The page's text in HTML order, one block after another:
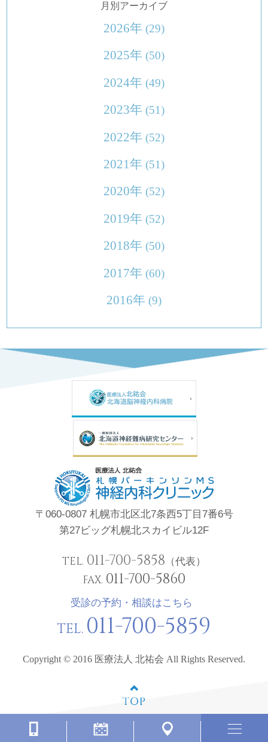
月別アーカイブ
2026年 (29)
2025年 (50)
2024年 (49)
2023年 (51)
2022年 (52)
2021年 (51)
2020年 (52)
2019年 (52)
2018年 (50)
2017年 (60)
2016年 (9)
〒060-0807 札幌市北区北7条西5丁目7番6号
第27ビッグ札幌北スカイビル12F
TEL. 011-700-5858 （代表）
FAX. 011-700-5860
受診の予約・相談はこちら
TEL. 011-700-5859
Copyright © 2016 医療法人 北祐会 All Rights Reserved.